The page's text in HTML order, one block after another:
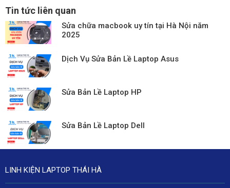
Tin tức liên quan
Sửa chữa macbook uy tín tại Hà Nội năm
2025
Dịch Vụ Sửa Bản Lề Laptop Asus
Sửa Bản Lề Laptop HP
Sửa Bản Lề Laptop Dell
LINH KIỆN LAPTOP THÁI HÀ